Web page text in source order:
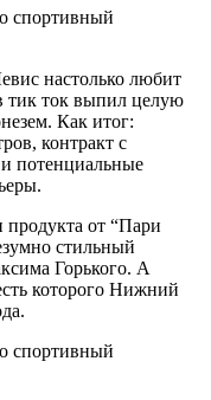
настолько любит
тик ток выпил целую
Как итог:
контракт с
потенциальные
от “Пари
стильный
Горького. А
которого Нижний